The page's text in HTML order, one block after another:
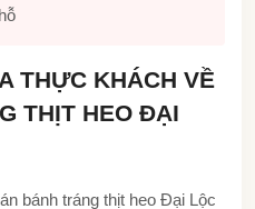
THỰC KHÁCH VỀ
THỊT HEO ĐẠI
bánh tráng thịt heo Đại Lộc